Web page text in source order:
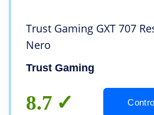
Trust Gaming GXT 707
Nero
Trust Gaming
8.7